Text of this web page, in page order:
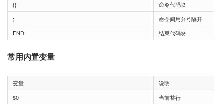
{}
命令代码块
;
命令间用分号隔开
END
结束代码块
常用内置变量
变量
说明
$0
当前整行